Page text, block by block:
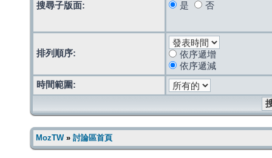
搜尋子版面: 是 否
排列順序:
依序遞增
依序遞減
時間範圍:
MozTW» 討論區首頁